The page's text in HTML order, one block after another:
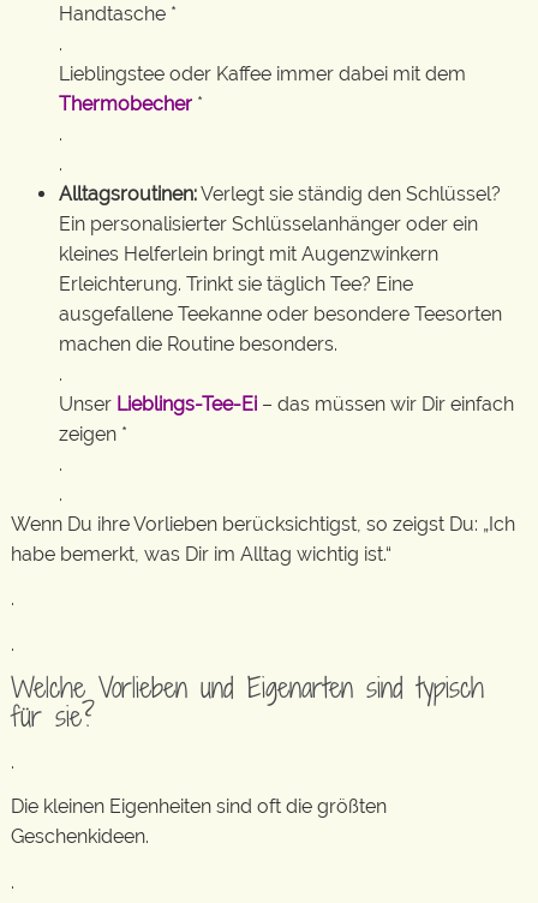
Handtasche *
.
Lieblingstee oder Kaffee immer dabei mit dem
Thermobecher *
.
.
Alltagsroutinen:Verlegt sie ständig den Schlüssel?
Ein personalisierter Schlüsselanhänger oder ein
kleines Helferlein bringt mit Augenzwinkern
Erleichterung. Trinkt sie täglich Tee? Eine
ausgefallene Teekanne oder besondere Teesorten
machen die Routine besonders.
.
Unser Lieblings-Tee-Ei – das müssen wir Dir einfach
zeigen *
.
.
Wenn Du ihre Vorlieben berücksichtigst, so zeigst Du: „Ich
habe bemerkt, was Dir im Alltag wichtig ist.“
.
.
Welche Vorlieben und Eigenarten sind typisch
für sie?
.
Die kleinen Eigenheiten sind oft die größten
Geschenkideen.
.